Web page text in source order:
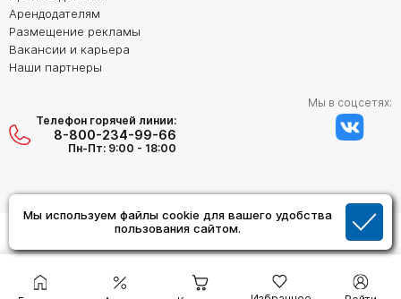
Мы используем файлы cookie для вашего удобства
пользования сайтом.
Арендодателям
Размещение рекламы
Вакансии и карьера
Наши партнеры
Телефон горячей линии:
8-800-234-99-66
Пн-Пт: 9:00 - 18:00
Мы в соцсетях: